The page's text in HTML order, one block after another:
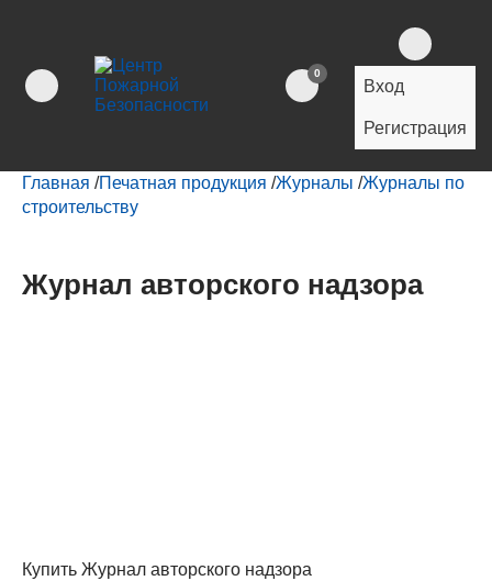
0
Вход
Регистрация
Главная /Печатная продукция /Журналы /Журналы по
строительству
Журнал авторского надзора
Купить Журнал авторского надзора